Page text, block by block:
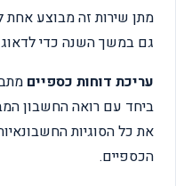
מתן שירות זה מבוצע אחת
גם במשך השנה כדי לדאוג
עריכת דוחות כספיים
ביחד עם רואה החשבון
את כל הסוגיות
הכספיים.